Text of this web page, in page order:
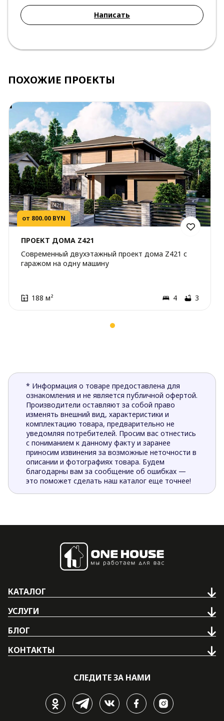
Написать
ПОХОЖИЕ ПРОЕКТЫ
от 800.00 BYN
ПРОЕКТ ДОМА Z421
Современный двухэтажный проект дома Z421 с
гаражом на одну машину
188 м² 4 3
* Информация о товаре предоставлена для
ознакомления и не является публичной офертой.
Производители оставляют за собой право
изменять внешний вид, характеристики и
комплектацию товара, предварительно не
уведомляя потребителей. Просим вас отнестись
с пониманием к данному факту и заранее
приносим извинения за возможные неточности в
описании и фотографиях товара. Будем
благодарны вам за сообщение об ошибках —
это поможет сделать наш каталог еще точнее!
КАТАЛОГ
УСЛУГИ
БЛОГ
КОНТАКТЫ
СЛЕДИТЕ ЗА НАМИ